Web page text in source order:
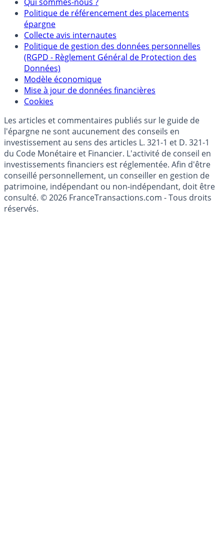
Politique de référencement des placements
épargne
Collecte avis internautes
Politique de gestion des données personnelles
(RGPD - Règlement Général de Protection des
Données)
Modèle économique
Mise à jour de données financières
Cookies
Les articles et commentaires publiés sur le guide de
l'épargne ne sont aucunement des conseils en
investissement au sens des articles L. 321-1 et D. 321-1
du Code Monétaire et Financier. L'activité de conseil en
investissements financiers est réglementée. Afin d'être
conseillé personnellement, un conseiller en gestion de
patrimoine, indépendant ou non-indépendant, doit être
consulté. © 2026 FranceTransactions.com - Tous droits
réservés.